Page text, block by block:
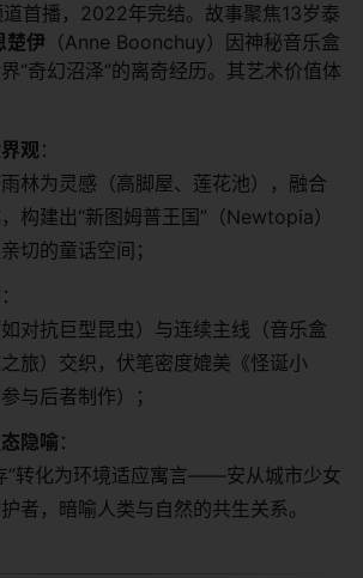
首播，2022年完结。故事聚焦13岁泰
楚伊​ ​（Anne Boonchuy）因神秘音乐盒
“奇幻沼泽”的离奇经历。其艺术价值体
观​​：
林为灵感（高脚屋、莲花池），融合
构建出“新图姆普王国”（Newtopia）
切的童话空间；
​：
对抗巨型昆虫）与连续主线（音乐盒
旅）交织，伏笔密度媲美《怪诞小
与后者制作）；
隐喻​​：
”转化为环境适应寓言——安从城市少女
者，暗喻人类与自然的共生关系。